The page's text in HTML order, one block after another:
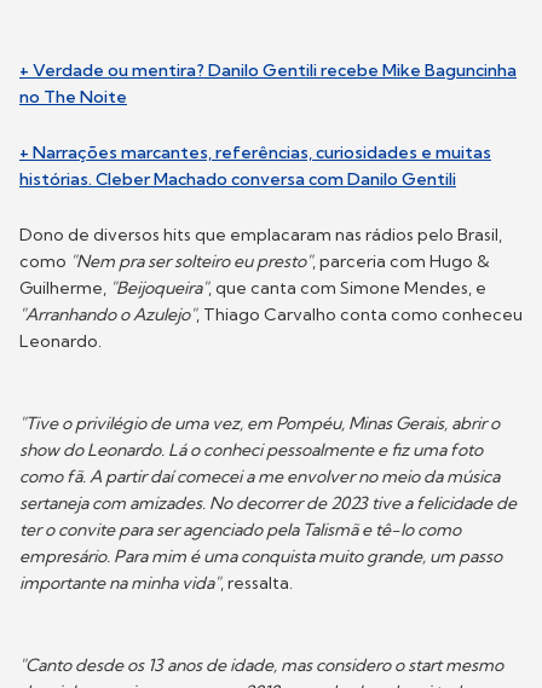
+ Verdade ou mentira? Danilo Gentili recebe Mike Baguncinha
no The Noite
+ Narrações marcantes, referências, curiosidades e muitas
histórias. Cleber Machado conversa com Danilo Gentili
Dono de diversos hits que emplacaram nas rádios pelo Brasil,
como "Nem pra ser solteiro eu presto", parceria com Hugo &
Guilherme, "Beijoqueira", que canta com Simone Mendes, e
"Arranhando o Azulejo", Thiago Carvalho conta como conheceu
Leonardo.
"Tive o privilégio de uma vez, em Pompéu, Minas Gerais, abrir o
show do Leonardo. Lá o conheci pessoalmente e fiz uma foto
como fã. A partir daí comecei a me envolver no meio da música
sertaneja com amizades. No decorrer de 2023 tive a felicidade de
ter o convite para ser agenciado pela Talismã e tê-lo como
empresário. Para mim é uma conquista muito grande, um passo
importante na minha vida", ressalta.
"Canto desde os 13 anos de idade, mas considero o start mesmo